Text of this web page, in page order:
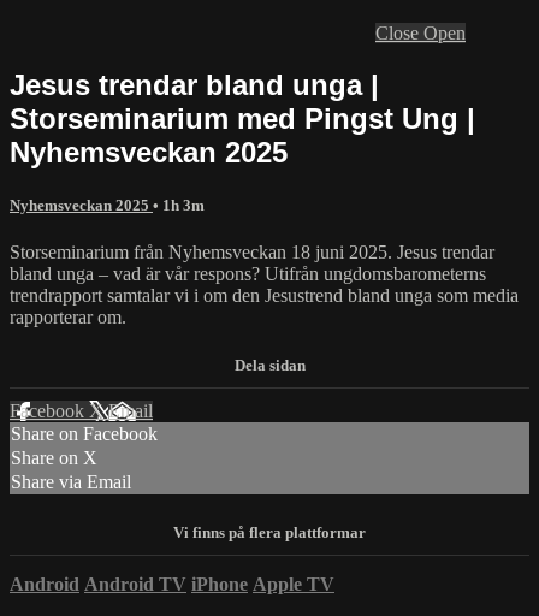
Close Open
Jesus trendar bland unga |
Storseminarium med Pingst Ung |
Nyhemsveckan 2025
Nyhemsveckan 2025 • 1h 3m
Storseminarium från Nyhemsveckan 18 juni 2025. Jesus trendar
bland unga – vad är vår respons? Utifrån ungdomsbarometerns
trendrapport samtalar vi i om den Jesustrend bland unga som media
rapporterar om.
Facebook XEmail
Share on Facebook
Share on X
Share via Email
Android Android TV iPhone Apple TV